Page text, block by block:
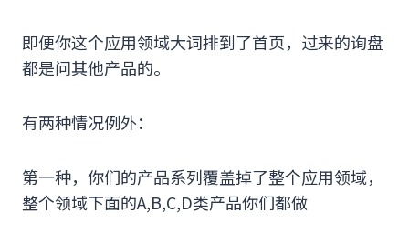
即便你这个应用领域大词排到了首页，过来的询盘
都是问其他产品的。
有两种情况例外：
第一种，你们的产品系列覆盖掉了整个应用领域，
整个领域下面的A,B,C,D类产品你们都做